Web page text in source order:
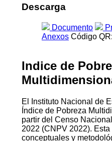
Descarga
Documento
Anexos Código QR:
Indice de
El Instituto Nacional de
Índice de Pobreza
partir del Censo
2022 (CNPV 2022).
conceptuales y